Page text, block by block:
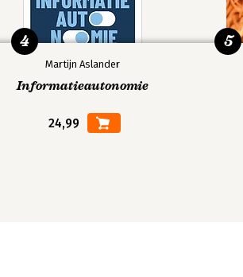
Martijn Aslander
Informatieautonomie
24,99
4 5